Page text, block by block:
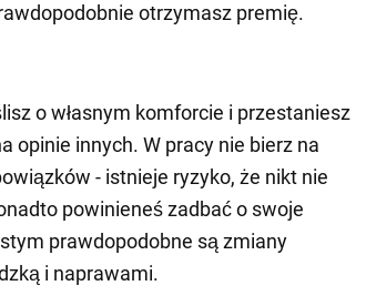
otrzymasz premię.
o własnym komforcie i przestaniesz
opinie innych. W pracy nie bierz na
- istnieje ryzyko, że nikt nie
powinieneś zadbać o swoje
prawdopodobne są zmiany
i naprawami.